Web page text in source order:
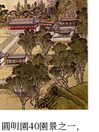
明園40園景之一，